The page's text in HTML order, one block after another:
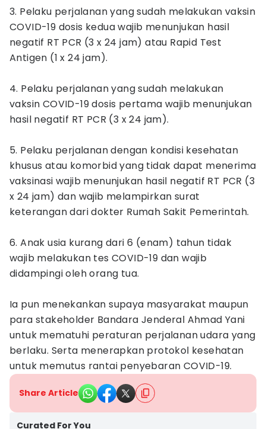
3. Pelaku perjalanan yang sudah melakukan vaksin
COVID-19 dosis kedua wajib menunjukan hasil
negatif RT PCR (3 x 24 jam) atau Rapid Test
Antigen (1 x 24 jam).
4. Pelaku perjalanan yang sudah melakukan
vaksin COVID-19 dosis pertama wajib menunjukan
hasil negatif RT PCR (3 x 24 jam).
5. Pelaku perjalanan dengan kondisi kesehatan
khusus atau komorbid yang tidak dapat menerima
vaksinasi wajib menunjukan hasil negatif RT PCR (3
x 24 jam) dan wajib melampirkan surat
keterangan dari dokter Rumah Sakit Pemerintah.
6. Anak usia kurang dari 6 (enam) tahun tidak
wajib melakukan tes COVID-19 dan wajib
didampingi oleh orang tua.
Ia pun menekankan supaya masyarakat maupun
para stakeholder Bandara Jenderal Ahmad Yani
untuk mematuhi peraturan perjalanan udara yang
berlaku. Serta menerapkan protokol kesehatan
untuk memutus rantai penyebaran COVID-19.
Share Article
Curated For You